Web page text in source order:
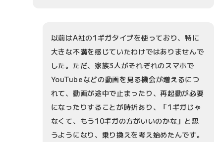
以前はA社の1ギガタイプを使っており、特に
大きな不満を感じていたわけではありませんで
した。ただ、家族3人がそれぞれのスマホで
YouTubeなどの動画を見る機会が増えるにつ
れて、動画が途中で止まったり、再起動が必要
になったりすることが時折あり、「1ギガじゃ
なくて、もう10ギガの方がいいのかな」と思
うようになり、乗り換えを考え始めたんです。